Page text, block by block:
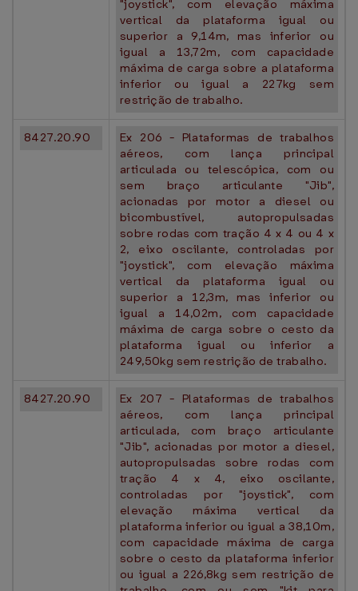
"joystick", com elevação máxima
vertical da plataforma igual ou
superior a 9,14m, mas inferior ou
igual a 13,72m, com capacidade
máxima de carga sobre a plataforma
inferior ou igual a 227kg sem
restrição de trabalho.
8427.20.90
Ex 206 - Plataformas de trabalhos
aéreos, com lança principal
articulada ou telescópica, com ou
sem braço articulante "Jib",
acionadas por motor a diesel ou
bicombustível, autopropulsadas
sobre rodas com tração 4 x 4 ou 4 x
2, eixo oscilante, controladas por
"joystick", com elevação máxima
vertical da plataforma igual ou
superior a 12,3m, mas inferior ou
igual a 14,02m, com capacidade
máxima de carga sobre o cesto da
plataforma igual ou inferior a
249,50kg sem restrição de trabalho.
8427.20.90
Ex 207 - Plataformas de trabalhos
aéreos, com lança principal
articulada, com braço articulante
"Jib", acionadas por motor a diesel,
autopropulsadas sobre rodas com
tração 4 x 4, eixo oscilante,
controladas por "joystick", com
elevação máxima vertical da
plataforma inferior ou igual a 38,10m,
com capacidade máxima de carga
sobre o cesto da plataforma inferior
ou igual a 226,8kg sem restrição de